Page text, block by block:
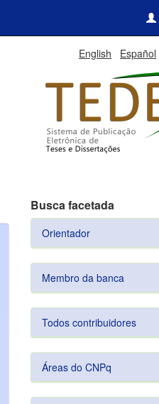
English Español
Busca facetada
Orientador
Membro da banca
Todos contribuidores
Áreas do CNPq